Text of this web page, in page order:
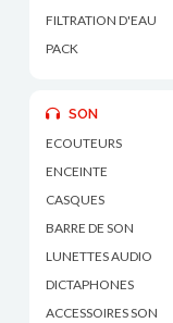
FILTRATION D'EAU
PACK
SON
ECOUTEURS
ENCEINTE
CASQUES
BARRE DE SON
LUNETTES AUDIO
DICTAPHONES
ACCESSOIRES SON